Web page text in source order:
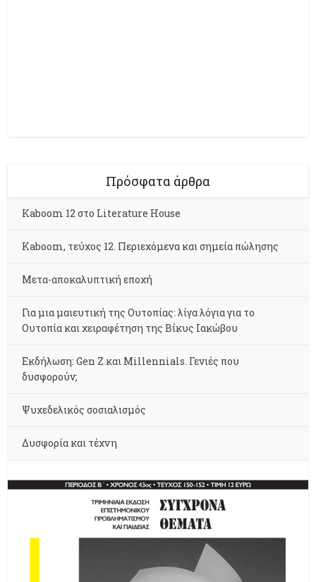
Πρόσφατα άρθρα
Kaboom 12 στο Literature House
Kaboom, τεύχος 12. Περιεχόμενα και σημεία πώλησης
Μετα-αποκαλυπτική εποχή
Για μια μαιευτική της Ουτοπίας: λίγα λόγια για το
Ουτοπία και χειραφέτηση της Βίκυς Ιακώβου
Εκδήλωση: Gen Z και Millennials. Γενιές που
δυσφορούν;
Ψυχεδελικός σοσιαλισμός
Δυσφορία και τέχνη